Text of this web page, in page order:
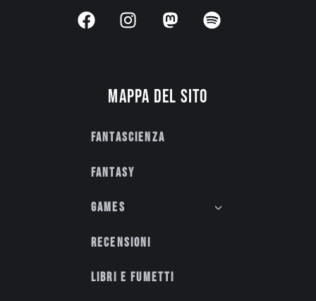
Mappa del sito
Fantascienza
Fantasy
Games
Recensioni
Libri e fumetti